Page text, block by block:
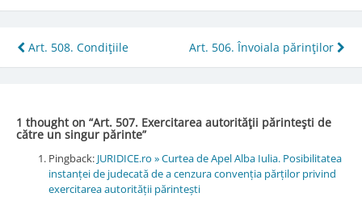
Post
navigation
Art. 508. Condiţiile Art. 506. Învoiala părinţilor
1 thought on “Art. 507. Exercitarea autorităţii părinteşti de
către un singur părinte”
Pingback: JURIDICE.ro » Curtea de Apel Alba Iulia. Posibilitatea
instanței de judecată de a cenzura convenția părților privind
exercitarea autorității părintești